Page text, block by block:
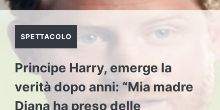
SPETTACOLO
Principe Harry, emerge la
verità dopo anni: “Mia madre
Diana ha preso delle